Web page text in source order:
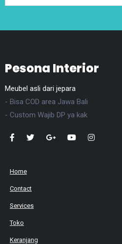
Pesona Interior
Meubel asli dari jepara
- Bisa COD area Jawa Bali
- Custom Wajib DP ya kak
Home
Contact
Services
Toko
Keranjang